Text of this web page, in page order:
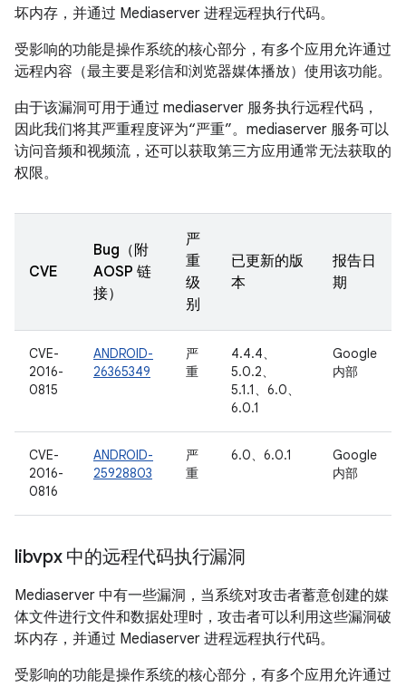
坏内存，并通过 Mediaserver 进程远程执行代码。
受影响的功能是操作系统的核心部分，有多个应用允许通过
远程内容（最主要是彩信和浏览器媒体播放）使用该功能。
由于该漏洞可用于通过 mediaserver 服务执行远程代码，
因此我们将其严重程度评为“严重”。mediaserver 服务可以
访问音频和视频流，还可以获取第三方应用通常无法获取的
权限。
CVE
Bug（附
AOSP 链
接）
严
重
级
别
已更新的版
本
报告日
期
CVE-
2016-
0815
ANDROID-
26365349
严
重
4.4.4、
5.0.2、
5.1.1、6.0、
6.0.1
Google
内部
CVE-
2016-
0816
ANDROID-
25928803
严
重
6.0、6.0.1
Google
内部
libvpx 中的远程代码执行漏洞
Mediaserver 中有一些漏洞，当系统对攻击者蓄意创建的媒
体文件进行文件和数据处理时，攻击者可以利用这些漏洞破
坏内存，并通过 Mediaserver 进程远程执行代码。
受影响的功能是操作系统的核心部分，有多个应用允许通过